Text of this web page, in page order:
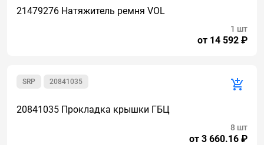
21479276 Натяжитель ремня VOL
от 14 592 ₽
1 шт
20841035
SRP
20841035 Прокладка крышки ГБЦ
от 3 660.16 ₽
8 шт